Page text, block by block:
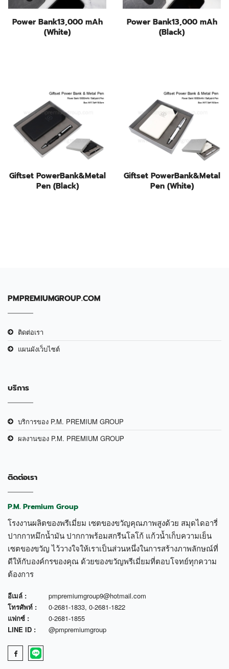
Power Bank13,000 mAh
(White)
Power Bank13,000 mAh
(Black)
Giftset PowerBank&Metal
Pen (Black)
Giftset PowerBank&Metal
Pen (White)
PMPREMIUMGROUP.COM
ติดต่อเรา
แผนผังเว็บไซต์
บริการ
บริการของ P.M. PREMIUM GROUP
ผลงานของ P.M. PREMIUM GROUP
ติดต่อเรา
P.M. Premium Group
โรงงานผลิตของพรีเมี่ยม เซตของขวัญคุณภาพสูงด้วย สมุดไดอารี่
ปากกาหมึกน้ำมัน ปากกาพร้อมสกรีนโลโก้ แก้วน้ำเก็บความเย็น
เซตของขวัญ ไว้วางใจให้เราเป็นส่วนหนึ่งในการสร้างภาพลักษณ์ที่
ดีให้กับองค์กรของคุณ ด้วยของขวัญพรีเมี่ยมที่ตอบโจทย์ทุกความ
ต้องการ
อีเมล์ :
pmpremiumgroup9@hotmail.com
โทรศัพท์ :
0-2681-1833, 0-2681-1822
แฟกซ์ :
0-2681-1855
LINE ID :
@pmpremiumgroup